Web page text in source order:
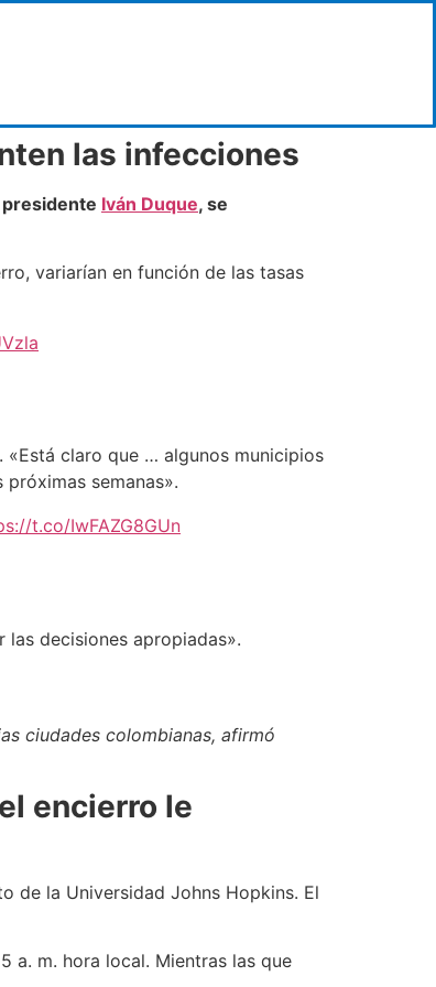
las infecciones
presidente Iván Duque, se
variarían en función de las tasas
. «Está claro que … algunos municipios
semanas».
t.co/IwFAZG8GUn
las decisiones apropiadas».
ciudades colombianas, afirmó
encierro le
de la Universidad Johns Hopkins. El
a. m. hora local. Mientras las que